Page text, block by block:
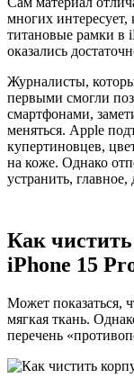
многих
титановые рамки в
оказались
Журналисты,
первыми смогли
смартфонами,
меняться. Apple
купертиновцев,
на коже. Однако
устранить, главное,
Как
iPhone 15
Может показаться,
мягкая ткань.
перечень